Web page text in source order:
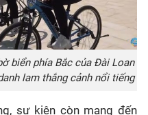
biển phía Bắc của Đài Loan
lam thắng cảnh nổi tiếng
sự kiện còn mang đến